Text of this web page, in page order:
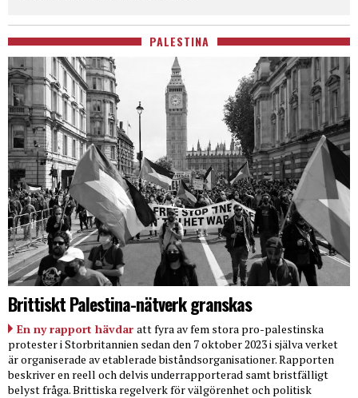
PALESTINA
Brittiskt Palestina-nätverk granskas
En ny rapport hävdar att fyra av fem stora pro-palestinska
protester i Storbritannien sedan den 7 oktober 2023 i själva verket
är organiserade av etablerade biståndsorganisationer. Rapporten
beskriver en reell och delvis underrapporterad samt bristfälligt
belyst fråga. Brittiska regelverk för välgörenhet och politisk